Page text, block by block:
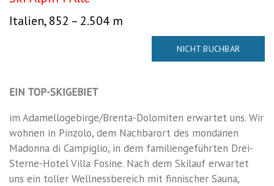
Sole
Italien, 852 – 2.504 m
NICHT BUCHBAR
EIN TOP-SKIGEBIET
im Adamellogebirge/Brenta-Dolomiten erwartet uns. Wir
wohnen in Pinzolo, dem Nachbarort des mondänen
Madonna di Campiglio, in dem familiengeführten Drei-
Sterne-Hotel Villa Fosine. Nach dem Skilauf erwartet
uns ein toller Wellnessbereich mit finnischer Sauna,